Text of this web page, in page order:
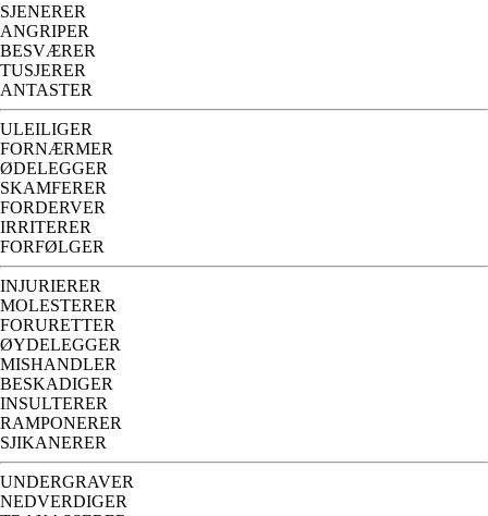
SJENERER
ANGRIPER
BESVÆRER
TUSJERER
ANTASTER
ULEILIGER
FORNÆRMER
ØDELEGGER
SKAMFERER
FORDERVER
IRRITERER
FORFØLGER
INJURIERER
MOLESTERER
FORURETTER
ØYDELEGGER
MISHANDLER
BESKADIGER
INSULTERER
RAMPONERER
SJIKANERER
UNDERGRAVER
NEDVERDIGER